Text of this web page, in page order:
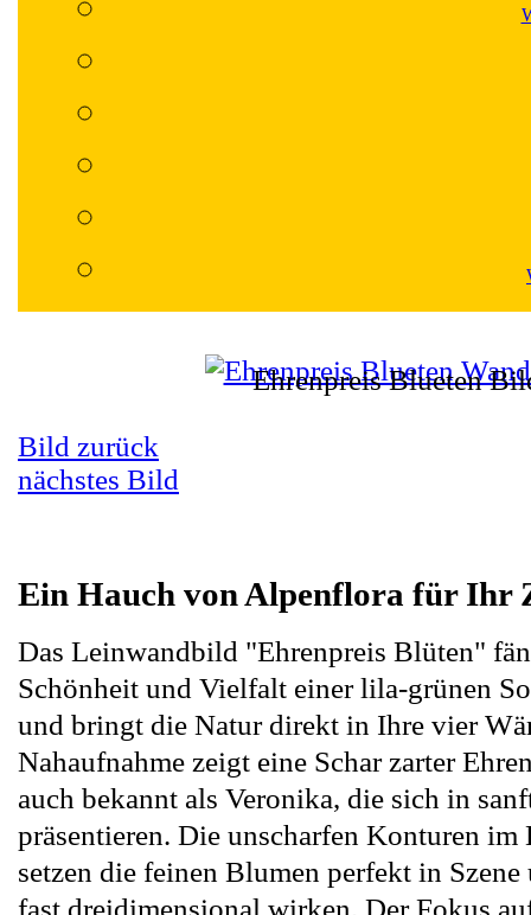
Ehrenpreis Blueten
Bild zurück
nächstes Bild
Ein Hauch von Alpenflora für Ihr
Das Leinwandbild "Ehrenpreis Blüten"
Schönheit und Vielfalt einer lila-grünen
und bringt die Natur direkt in Ihre vier
Nahaufnahme zeigt eine Schar zarter
auch bekannt als Veronika, die sich in
präsentieren. Die unscharfen Konturen
setzen die feinen Blumen perfekt in Szene
fast dreidimensional wirken. Der Fokus